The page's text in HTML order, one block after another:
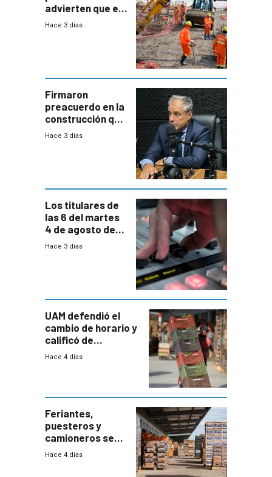
advierten que el
nuevo convenio
a revisar
proyectos
Hace 3 días
Firmaron
preacuerdo en la
construcción que
comprende
Hace 3 días
Los titulares de
las 6 del martes
4 de agosto de
2026
Hace 3 días
UAM defendió el
cambio de horario y
calificó de
“desproporcionado”
Hace 4 días
Feriantes,
puesteros y
camioneros se
movilizaron en
Hace 4 días